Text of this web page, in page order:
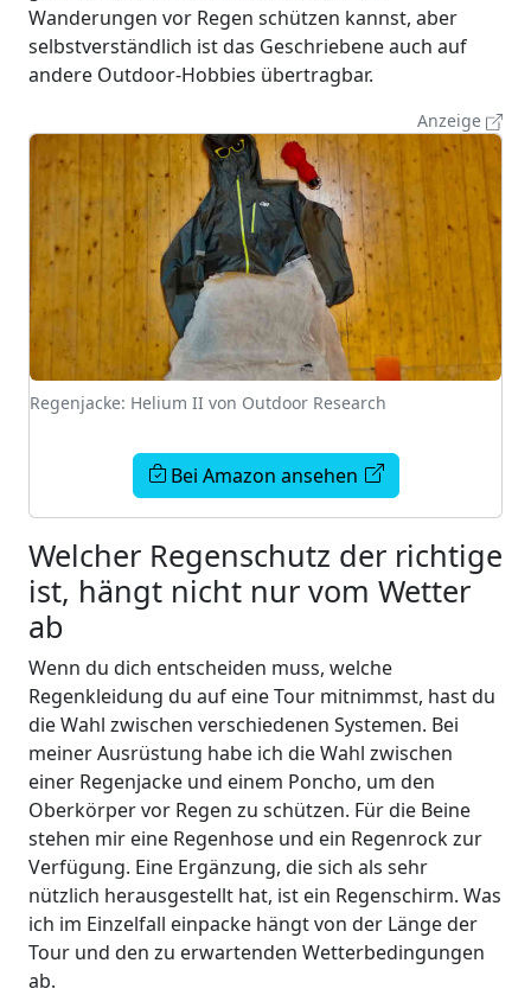
Wanderungen vor Regen schützen kannst, aber
selbstverständlich ist das Geschriebene auch auf
andere Outdoor-Hobbies übertragbar.
Anzeige
Regenjacke: Helium II von Outdoor Research
Bei Amazon ansehen
Welcher Regenschutz der richtige
ist, hängt nicht nur vom Wetter
ab
Wenn du dich entscheiden muss, welche
Regenkleidung du auf eine Tour mitnimmst, hast du
die Wahl zwischen verschiedenen Systemen. Bei
meiner Ausrüstung habe ich die Wahl zwischen
einer Regenjacke und einem Poncho, um den
Oberkörper vor Regen zu schützen. Für die Beine
stehen mir eine Regenhose und ein Regenrock zur
Verfügung. Eine Ergänzung, die sich als sehr
nützlich herausgestellt hat, ist ein Regenschirm. Was
ich im Einzelfall einpacke hängt von der Länge der
Tour und den zu erwartenden Wetterbedingungen
ab.